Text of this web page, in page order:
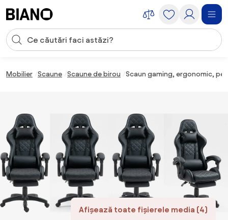
Introducerea căutării
Mobilier Scaune Scaune de birou Scaun gaming, ergonomic,
Afișează toate fișierele media (4)